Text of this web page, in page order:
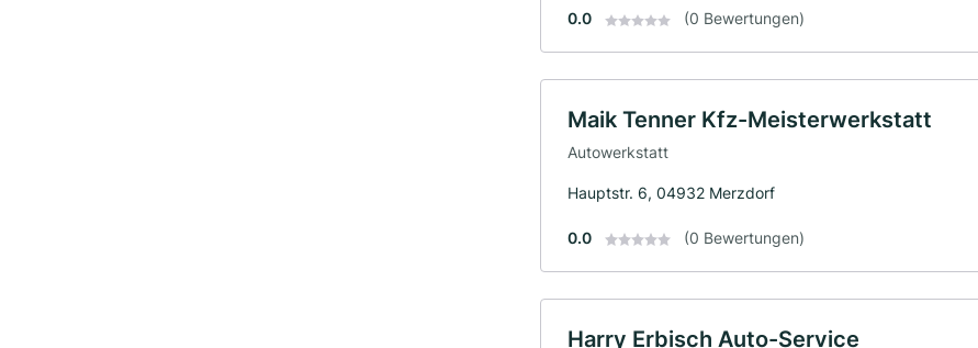
0.0 (0 Bewertungen)
Maik Tenner Kfz-Meisterwerkstatt
Autowerkstatt
Hauptstr. 6, 04932 Merzdorf
0.0 (0 Bewertungen)
Harry Erbisch Auto-Service